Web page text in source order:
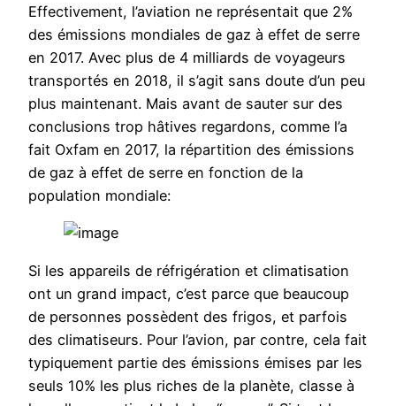
Effectivement, l’aviation ne représentait que 2%
des émissions mondiales de gaz à effet de serre
en 2017. Avec plus de 4 milliards de voyageurs
transportés en 2018, il s’agit sans doute d’un peu
plus maintenant. Mais avant de sauter sur des
conclusions trop hâtives regardons, comme l’a
fait Oxfam en 2017, la répartition des émissions
de gaz à effet de serre en fonction de la
population mondiale:
Si les appareils de réfrigération et climatisation
ont un grand impact, c’est parce que beaucoup
de personnes possèdent des frigos, et parfois
des climatiseurs. Pour l’avion, par contre, cela fait
typiquement partie des émissions émises par les
seuls 10% les plus riches de la planète, classe à